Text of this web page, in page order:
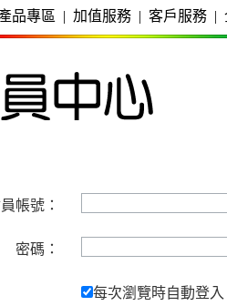
品專區 | 加值服務 | 客戶服務 |
帳號：
密碼：
每次瀏覽時自動登入